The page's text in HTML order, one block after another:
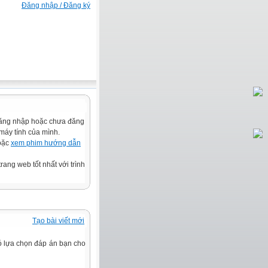
Đăng nhập / Đăng ký
PHÚC VÀ THÀNH ĐẠT
nhập hoặc chưa đăng
tính của mình.
xem phim hướng dẫn
web tốt nhất với trình
Tạo bài viết mới
lựa chọn đáp án bạn cho